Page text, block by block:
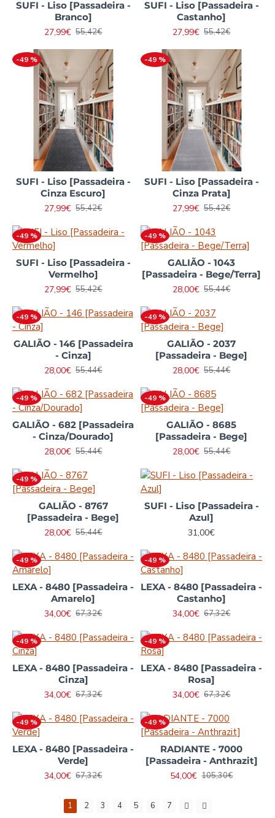
SUFI - Liso [Passadeira -
Branco]
27,99€ 55,42€
SUFI - Liso [Passadeira -
Castanho]
27,99€ 55,42€
-49 %
SUFI - Liso [Passadeira -
Cinza Escuro]
27,99€ 55,42€
-49 %
SUFI - Liso [Passadeira -
Cinza Prata]
27,99€ 55,42€
-49 %
SUFI - Liso [Passadeira -
Vermelho]
27,99€ 55,42€
-49 %
GALIÃO - 1043
[Passadeira - Bege/Terra]
28,00€ 55,44€
-49 %
GALIÃO - 146 [Passadeira
- Cinza]
28,00€ 55,44€
-49 %
GALIÃO - 2037
[Passadeira - Bege]
28,00€ 55,44€
-49 %
GALIÃO - 682 [Passadeira
- Cinza/Dourado]
28,00€ 55,44€
-49 %
GALIÃO - 8685
[Passadeira - Bege]
28,00€ 55,44€
-49 %
GALIÃO - 8767
[Passadeira - Bege]
28,00€ 55,44€
SUFI - Liso [Passadeira -
Azul]
31,00€
-49 %
LEXA - 8480 [Passadeira -
Amarelo]
34,00€ 67,32€
-49 %
LEXA - 8480 [Passadeira -
Castanho]
34,00€ 67,32€
-49 %
LEXA - 8480 [Passadeira -
Cinza]
34,00€ 67,32€
-49 %
LEXA - 8480 [Passadeira -
Rosa]
34,00€ 67,32€
-49 %
LEXA - 8480 [Passadeira -
Verde]
34,00€ 67,32€
-49 %
RADIANTE - 7000
[Passadeira - Anthrazit]
54,00€ 105,30€
1 2 3 4 5 6 7